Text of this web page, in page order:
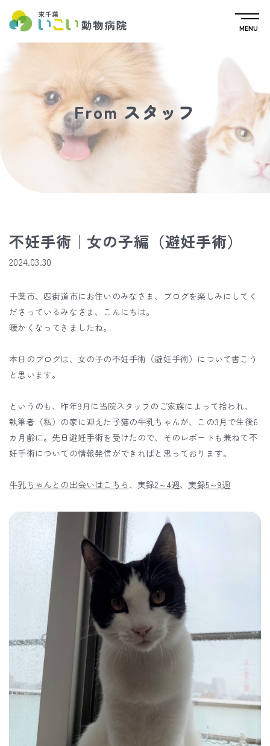
MENU
From スタッフ
不妊手術｜女の子編（避妊手術）
2024.03.30
千葉市、四街道市にお住いのみなさま、ブログを楽しみにしてく
ださっているみなさま、こんにちは。
暖かくなってきましたね。
本日のブログは、女の子の不妊手術（避妊手術）について書こう
と思います。
というのも、昨年9月に当院スタッフのご家族によって拾われ、
執筆者（私）の家に迎えた子猫の牛乳ちゃんが、この3月で生後6
カ月齢に。先日避妊手術を受けたので、そのレポートも兼ねて不
妊手術についての情報発信ができればと思っております。
牛乳ちゃんとの出会いはこちら 、実録2～4週、 実録5～9週